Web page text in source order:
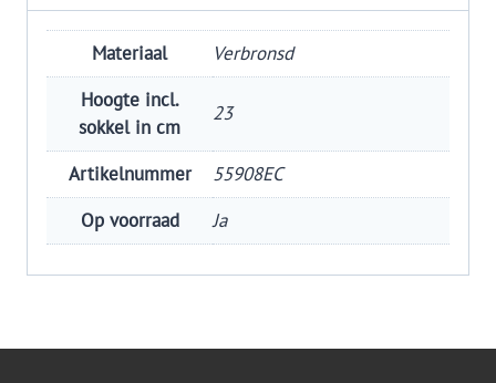
Materiaal
Verbronsd
Hoogte incl.
sokkel in cm
23
Artikelnummer
55908EC
Op voorraad
Ja